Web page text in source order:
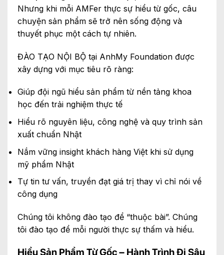
Nhưng khi mỗi AMFer thực sự hiểu từ gốc, câu
chuyện sản phẩm sẽ trở nên sống động và
thuyết phục một cách tự nhiên.
ĐÀO TẠO NỘI BỘ tại AnhMy Foundation được
xây dựng với mục tiêu rõ ràng:
Giúp đội ngũ hiểu sản phẩm từ nền tảng khoa
học đến trải nghiệm thực tế
Hiểu rõ nguyên liệu, công nghệ và quy trình sản
xuất chuẩn Nhật
Nắm vững insight khách hàng Việt khi sử dụng
mỹ phẩm Nhật
Tự tin tư vấn, truyền đạt giá trị thay vì chỉ nói về
công dụng
Chúng tôi không đào tạo để “thuộc bài”. Chúng
tôi đào tạo để mỗi người thực sự thấm và hiểu.
Hiểu Sản Phẩm Từ Gốc – Hành Trình Đi Sâu